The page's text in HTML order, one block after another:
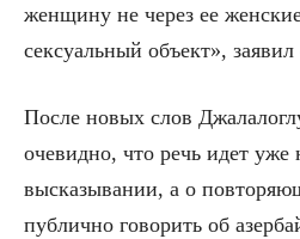
женщину не через ее
сексуальный объект», заявил
После новых слов
очевидно, что речь идет
высказывании, а о
публично говорить об